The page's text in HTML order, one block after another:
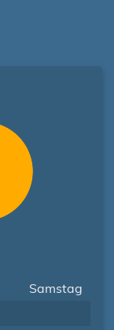
Samstag